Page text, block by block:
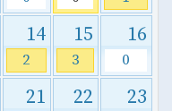
14
2
15
3
16
0
21 22 23